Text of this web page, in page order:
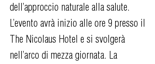
dell’approccio naturale alla salute.
L’evento avrà inizio alle ore 9 presso il
The Nicolaus Hotel e si svolgerà
nell’arco di mezza giornata. La